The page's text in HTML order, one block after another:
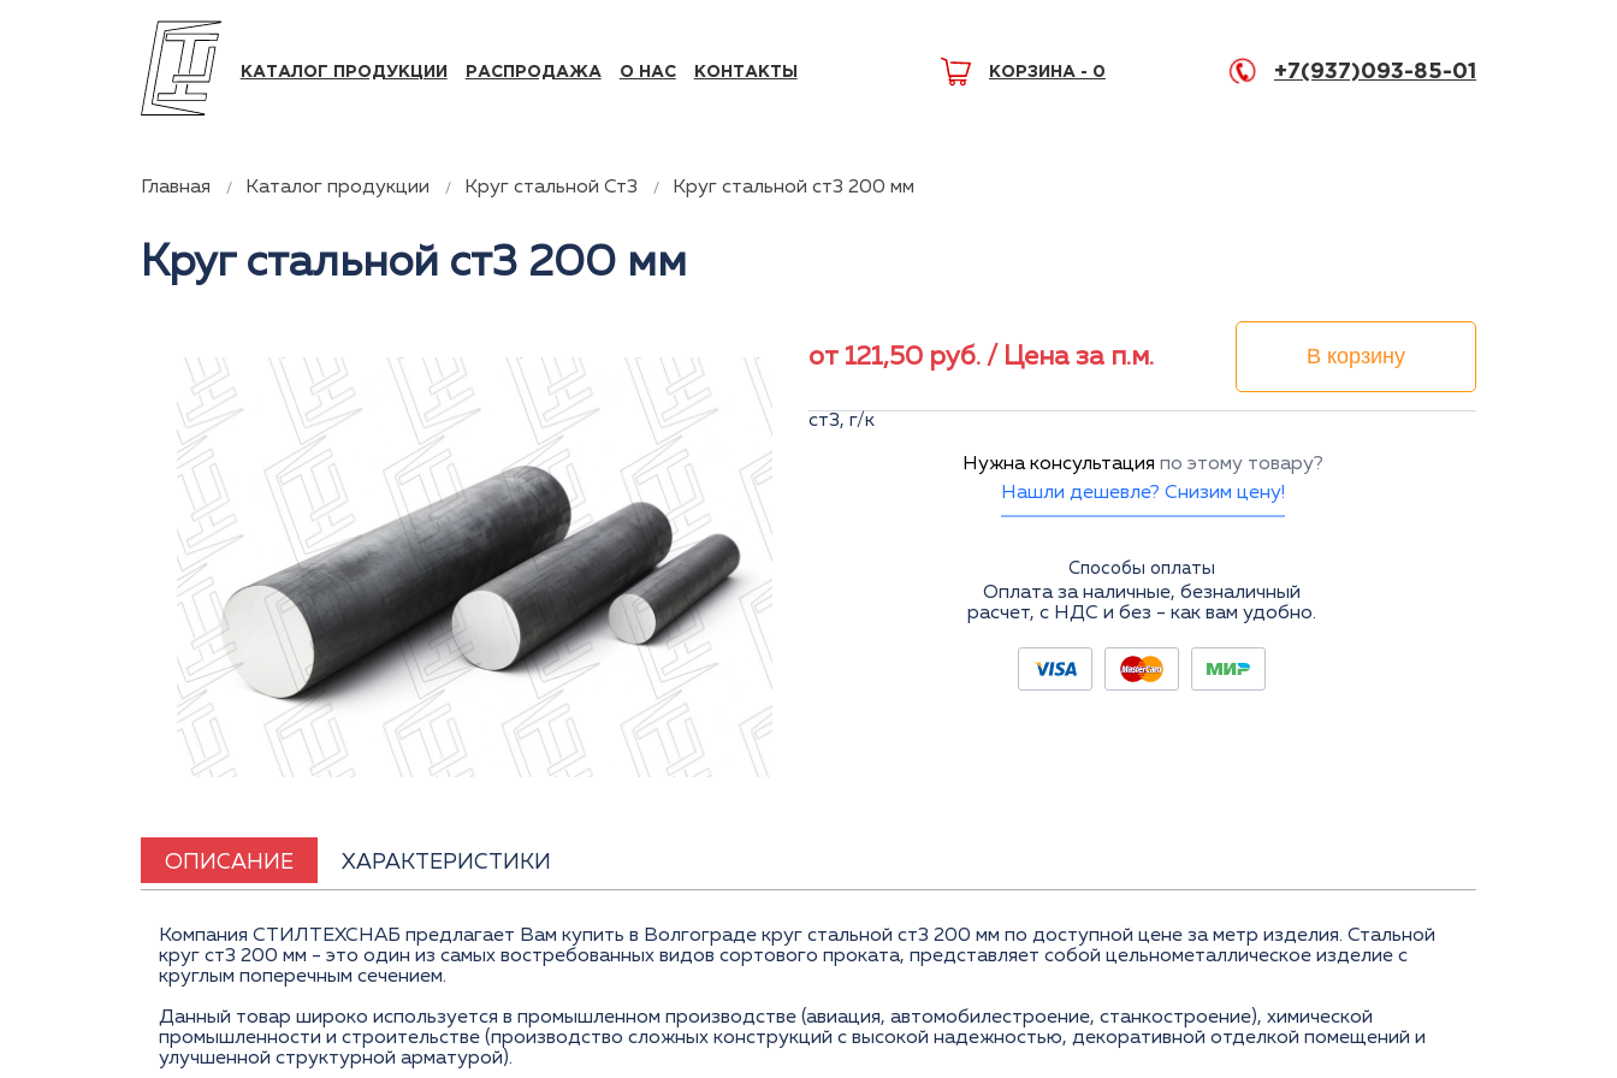
КАТАЛОГ ПРОДУКЦИИ РАСПРОДАЖА О НАС КОНТАКТЫ КОРЗИНА - 0 +7(937)093-85-01
Главная Каталог продукции Круг стальной Ст3 Круг стальной ст3 200 мм
Круг стальной ст3 200 мм
от 121,50 руб. / Цена за п.м. В корзину
ст3, г/к
Нужна консультация по этому товару?
Нашли дешевле? Снизим цену!
Способы оплаты
Оплата за наличные, безналичный
расчет, с НДС и без - как вам удобно.
ОПИСАНИЕ ХАРАКТЕРИСТИКИ
Компания СТИЛТЕХСНАБ предлагает Вам купить в Волгограде круг стальной ст3 200 мм по доступной цене за метр изделия. Стальной
круг ст3 200 мм - это один из самых востребованных видов сортового проката, представляет собой цельнометаллическое изделие с
круглым поперечным сечением.
Данный товар широко используется в промышленном производстве (авиация, автомобилестроение, станкостроение), химической
промышленности и строительстве (производство сложных конструкций с высокой надежностью, декоративной отделкой помещений и
улучшенной структурной арматурой).